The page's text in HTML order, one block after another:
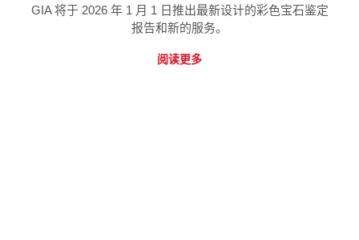
GIA 将于 2026 年 1 月 1 日推出最新设计的彩色宝石鉴定
报告和新的服务。
阅读更多